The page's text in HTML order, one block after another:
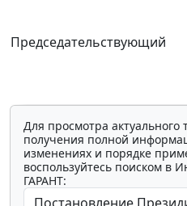
Председательствующий
Для просмотра актуального
получения полной
изменениях и порядке
воспользуйтесь поиском в
ГАРАНТ: